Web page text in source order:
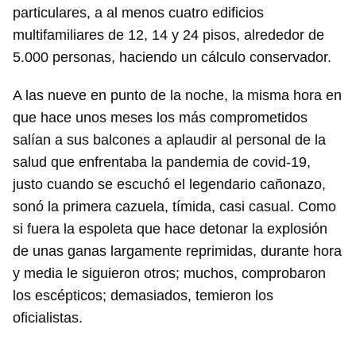
particulares, a al menos cuatro edificios
multifamiliares de 12, 14 y 24 pisos, alrededor de
5.000 personas, haciendo un cálculo conservador.
A las nueve en punto de la noche, la misma hora en
que hace unos meses los más comprometidos
salían a sus balcones a aplaudir al personal de la
salud que enfrentaba la pandemia de covid-19,
justo cuando se escuchó el legendario cañonazo,
sonó la primera cazuela, tímida, casi casual. Como
si fuera la espoleta que hace detonar la explosión
de unas ganas largamente reprimidas, durante hora
y media le siguieron otros; muchos, comprobaron
los escépticos; demasiados, temieron los
oficialistas.